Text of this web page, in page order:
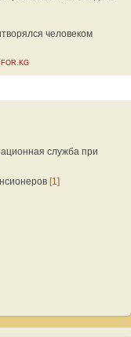
человеком
служба при
[1]